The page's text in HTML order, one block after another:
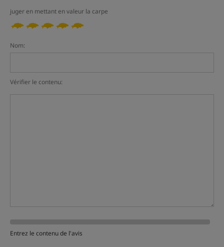
juger en mettant en valeur la carpe
Nom:
Vérifier le contenu:
Entrez le contenu de l'avis